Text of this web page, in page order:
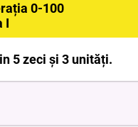
0-100
I
5 zeci și 3 unități.